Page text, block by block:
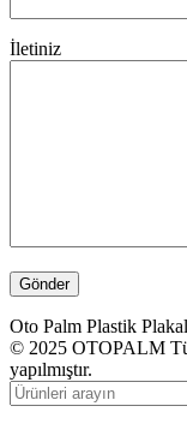
İletiniz
Oto Palm Plastik
© 2025 OTOPALM
yapılmıştır.